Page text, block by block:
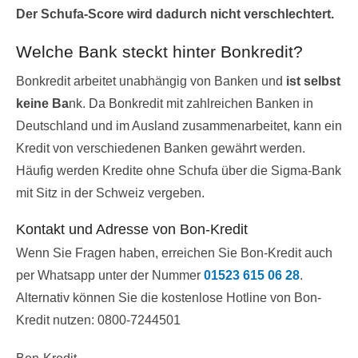
Der Schufa-Score wird dadurch nicht verschlechtert.
Welche Bank steckt hinter Bonkredit?
Bonkredit arbeitet unabhängig von Banken und ist selbst
keine Bank. Da Bonkredit mit zahlreichen Banken in
Deutschland und im Ausland zusammenarbeitet, kann ein
Kredit von verschiedenen Banken gewährt werden.
Häufig werden Kredite ohne Schufa über die Sigma-Bank
mit Sitz in der Schweiz vergeben.
Kontakt und Adresse von Bon-Kredit
Wenn Sie Fragen haben, erreichen Sie Bon-Kredit auch
per Whatsapp unter der Nummer 01523 615 06 28.
Alternativ können Sie die kostenlose Hotline von Bon-
Kredit nutzen: 0800-7244501